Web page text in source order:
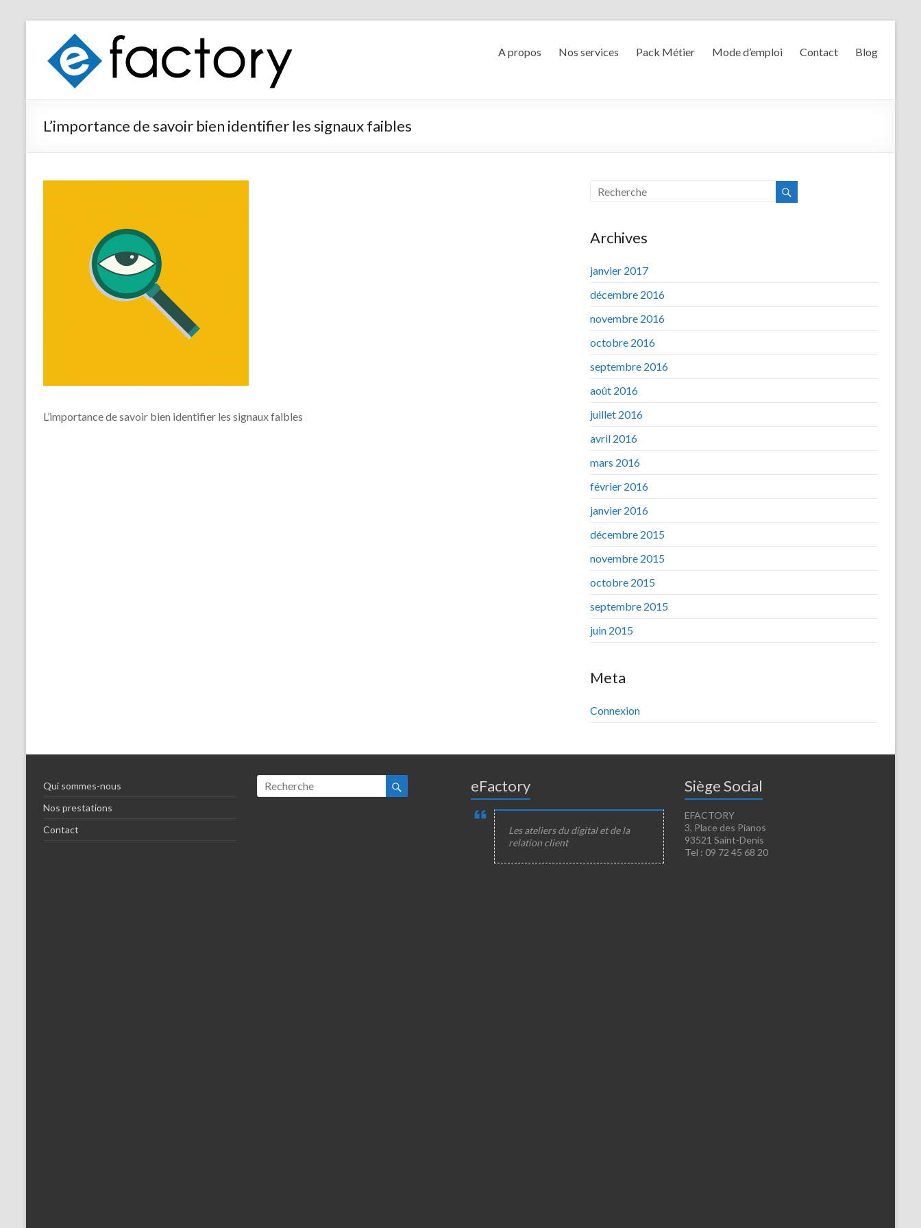
A propos Nos services Pack Métier Mode d’emploi Contact Blog
L’importance de savoir bien identifier les signaux faibles
L’importance de savoir bien identifier les signaux faibles
Archives
janvier 2017
décembre 2016
novembre 2016
octobre 2016
septembre 2016
août 2016
juillet 2016
avril 2016
mars 2016
février 2016
janvier 2016
décembre 2015
novembre 2015
octobre 2015
septembre 2015
juin 2015
Meta
Connexion
Qui sommes-nous
Nos prestations
Contact
eFactory
Les ateliers du digital et de la
relation client
Siège Social
EFACTORY
3, Place des Pianos
93521 Saint-Denis
Tel : 09 72 45 68 20